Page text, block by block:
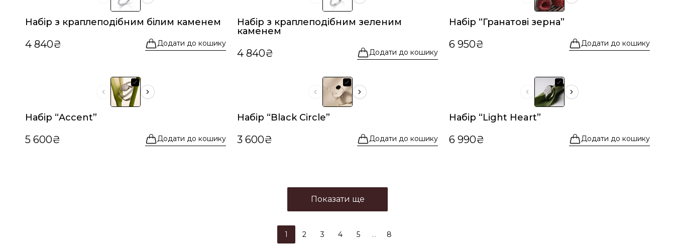
Набір з краплеподібним білим каменем
4 840₴ Додати до кошику
Набір з краплеподібним зеленим
каменем
4 840₴ Додати до кошику
Набір “Гранатові зерна”
6 950₴ Додати до кошику
Набір “Accent”
5 600₴ Додати до кошику
Набір “Black Circle”
3 600₴ Додати до кошику
Набір “Light Heart”
6 990₴ Додати до кошику
Показати ще
1 2 3 4 5 … 8